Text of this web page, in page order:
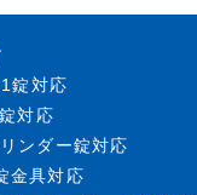
錠対応
対応
ンダー錠対応
金具対応